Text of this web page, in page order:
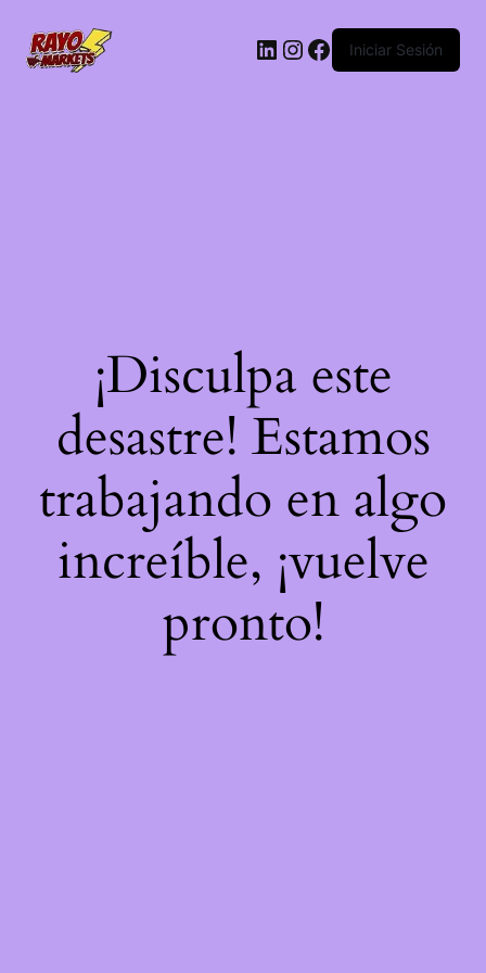
LinkedIn
Instagram
Facebook
Iniciar Sesión
¡Disculpa este
desastre! Estamos
trabajando en algo
increíble, ¡vuelve
pronto!